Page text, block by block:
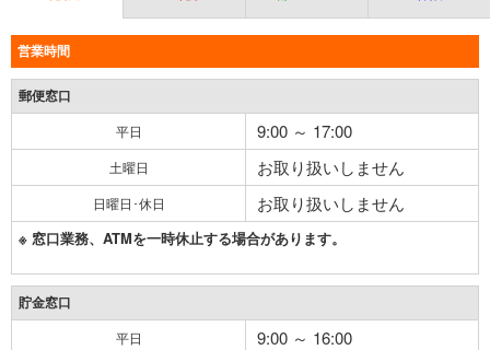
営業時間
郵便窓口
平日 9:00 ～ 17:00
土曜日 お取り扱いしません
日曜日･休日 お取り扱いしません
※ 窓口業務、ATMを一時休止する場合があります。
貯金窓口
平日 9:00 ～ 16:00